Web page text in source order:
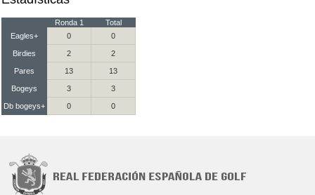
Ronda 1
Total
Eagles+
0 0
Birdies 2 2
Pares 13 13
Bogeys 3 3
Db bogeys+ 0 0